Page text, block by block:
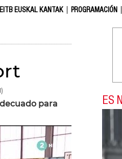
EITB EUSKAL KANTAK PROGRAMACIÓN
para
ES